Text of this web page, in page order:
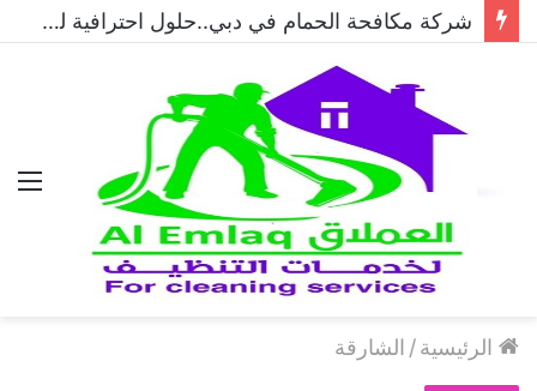
شركة مكافحة الحمام في دبي..حلول احترافية لطرد الحمام وحماية المباني نهائيًا
الرئيسية/ الشارقة